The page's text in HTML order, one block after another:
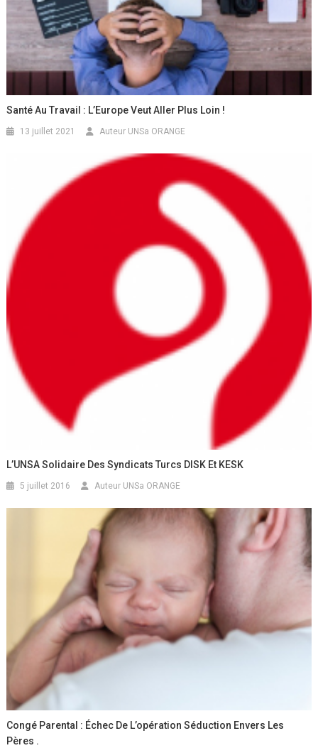
Santé Au Travail : L’Europe Veut Aller Plus Loin !
13 juillet 2021 Auteur UNSa ORANGE
L’UNSA Solidaire Des Syndicats Turcs DISK Et KESK
5 juillet 2016 Auteur UNSa ORANGE
Congé Parental : Échec De L’opération Séduction Envers Les
Pères .